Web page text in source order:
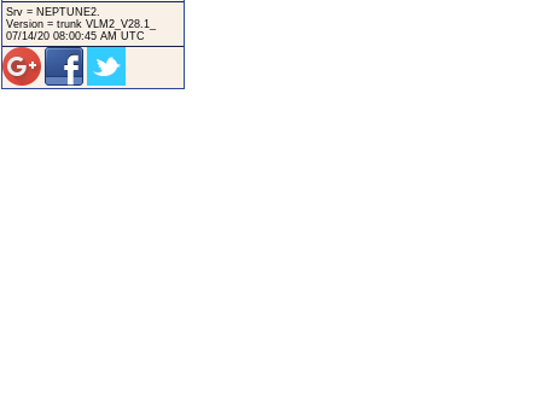
Srv = NEPTUNE2.
Version = trunk VLM2_V28.1_
07/14/20 08:00:45 AM UTC